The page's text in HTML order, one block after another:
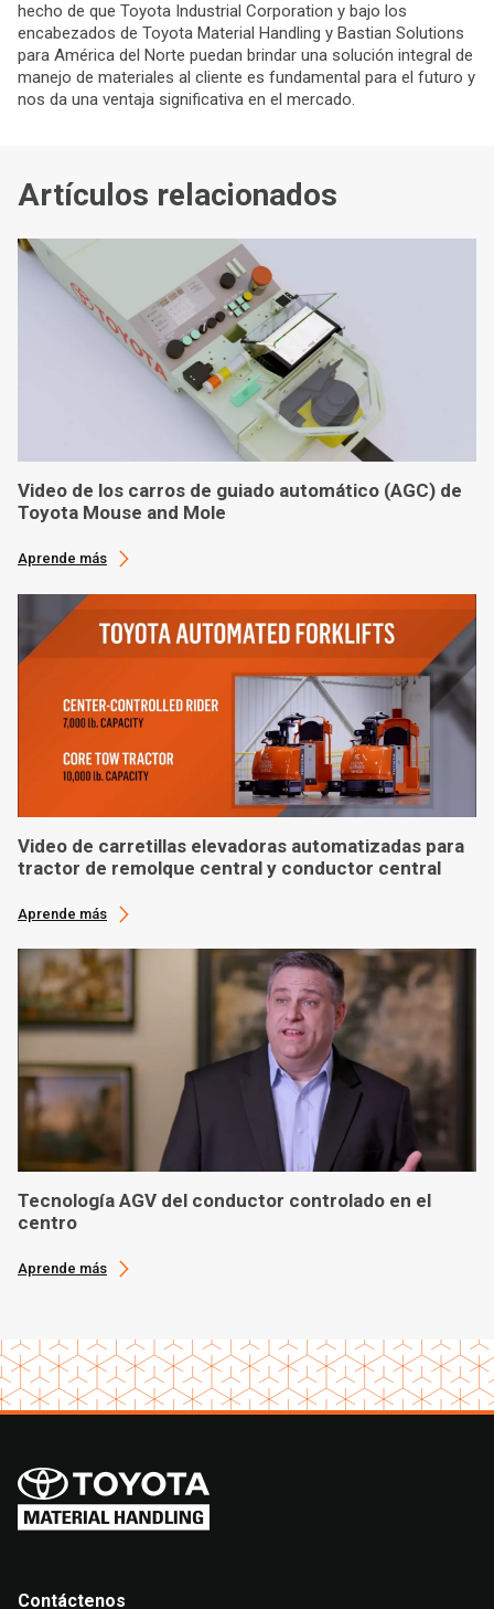
hecho de que Toyota Industrial Corporation y bajo los
encabezados de Toyota Material Handling y Bastian Solutions
para América del Norte puedan brindar una solución integral de
manejo de materiales al cliente es fundamental para el futuro y
nos da una ventaja significativa en el mercado.
Artículos relacionados
Video de los carros de guiado automático (AGC) de
Toyota Mouse and Mole
Aprende más
Video de carretillas elevadoras automatizadas para
tractor de remolque central y conductor central
Aprende más
Tecnología AGV del conductor controlado en el
centro
Aprende más
Contáctenos